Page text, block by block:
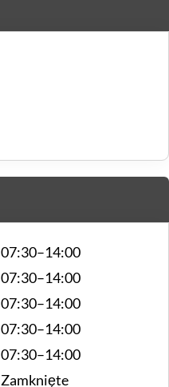
07:30–14:00
07:30–14:00
07:30–14:00
07:30–14:00
07:30–14:00
Zamknięte